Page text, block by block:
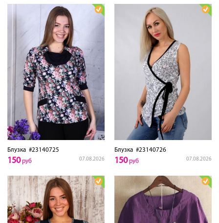
Блузка #23140725
07.08.2026
150руб
Блузка #23140726
07.08.2026
150руб